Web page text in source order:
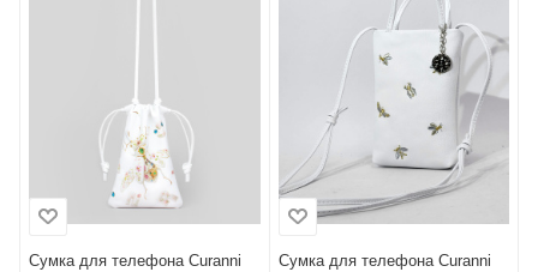
Сумка для телефона Curanni
Сумка для телефона Curanni